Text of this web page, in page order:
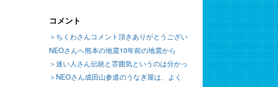
コメント
＞ちくわさんコメント頂きありがとうござい
NEOさんへ熊本の地震10年前の地震から
＞迷い人さん伝統と雰囲気というのは分かっ
＞NEOさん成田山参道のうなぎ屋は、よく